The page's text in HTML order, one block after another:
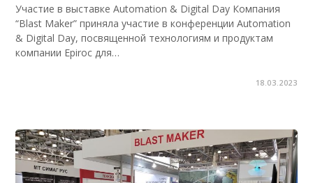
Участие в выставке Automation & Digital Day Компания
“Blast Maker” приняла участие в конференции Automation
& Digital Day, посвященной технологиям и продуктам
компании Epiroc для…
18.03.2023